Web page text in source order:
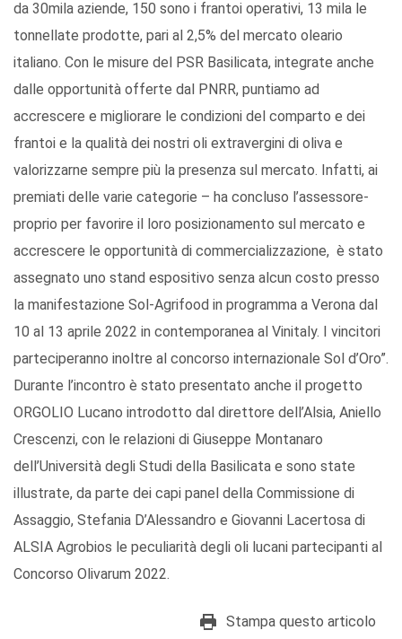
da 30mila aziende, 150 sono i frantoi operativi, 13 mila le
tonnellate prodotte, pari al 2,5% del mercato oleario
italiano. Con le misure del PSR Basilicata, integrate anche
dalle opportunità offerte dal PNRR, puntiamo ad
accrescere e migliorare le condizioni del comparto e dei
frantoi e la qualità dei nostri oli extravergini di oliva e
valorizzarne sempre più la presenza sul mercato. Infatti, ai
premiati delle varie categorie – ha concluso l’assessore-
proprio per favorire il loro posizionamento sul mercato e
accrescere le opportunità di commercializzazione, è stato
assegnato uno stand espositivo senza alcun costo presso
la manifestazione Sol-Agrifood in programma a Verona dal
10 al 13 aprile 2022 in contemporanea al Vinitaly. I vincitori
parteciperanno inoltre al concorso internazionale Sol d’Oro”.
Durante l’incontro è stato presentato anche il progetto
ORGOLIO Lucano introdotto dal direttore dell’Alsia, Aniello
Crescenzi, con le relazioni di Giuseppe Montanaro
dell’Università degli Studi della Basilicata e sono state
illustrate, da parte dei capi panel della Commissione di
Assaggio, Stefania D’Alessandro e Giovanni Lacertosa di
ALSIA Agrobios le peculiarità degli oli lucani partecipanti al
Concorso Olivarum 2022.
Stampa questo articolo